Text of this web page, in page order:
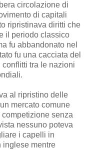
circolazione di
di capitali
ripristinava diritti che
il periodo classico
fu abbandonato nel
fu una cacciata del
tra le nazioni
al ripristino delle
mercato comune
senza
nessuno poteva
i capelli in
inglese mentre